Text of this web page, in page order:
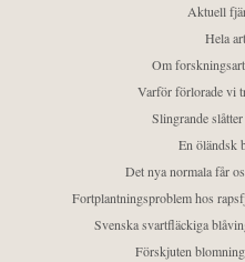
Aktuell
Hela
Om
Varför förlorade vi
Slingrande
En öländsk
Det nya normala får
Fortplantningsproblem hos
Svenska svartfläckiga
Förskjuten